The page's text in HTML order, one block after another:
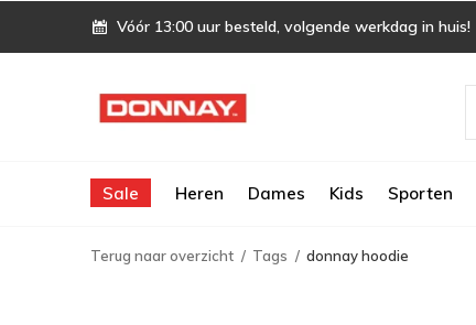
Sale Heren Dames Kids Sporten
Vóór 13:00 uur besteld, volgende werkdag in huis!
Terug naar overzicht Tags donnay hoodie